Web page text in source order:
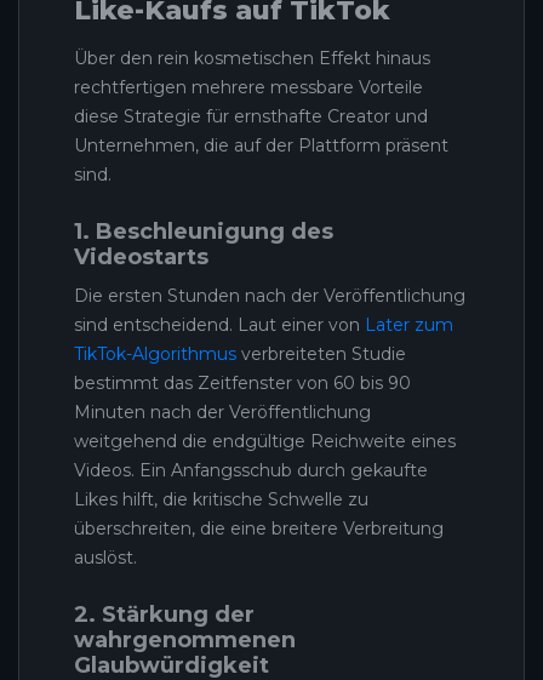
Like-Kaufs auf TikTok
Über den rein kosmetischen Effekt hinaus
rechtfertigen mehrere messbare Vorteile
diese Strategie für ernsthafte Creator und
Unternehmen, die auf der Plattform präsent
sind.
1. Beschleunigung des
Videostarts
Die ersten Stunden nach der Veröffentlichung
sind entscheidend. Laut einer von Later zum
TikTok-Algorithmus verbreiteten Studie
bestimmt das Zeitfenster von 60 bis 90
Minuten nach der Veröffentlichung
weitgehend die endgültige Reichweite eines
Videos. Ein Anfangsschub durch gekaufte
Likes hilft, die kritische Schwelle zu
überschreiten, die eine breitere Verbreitung
auslöst.
2. Stärkung der
wahrgenommenen
Glaubwürdigkeit